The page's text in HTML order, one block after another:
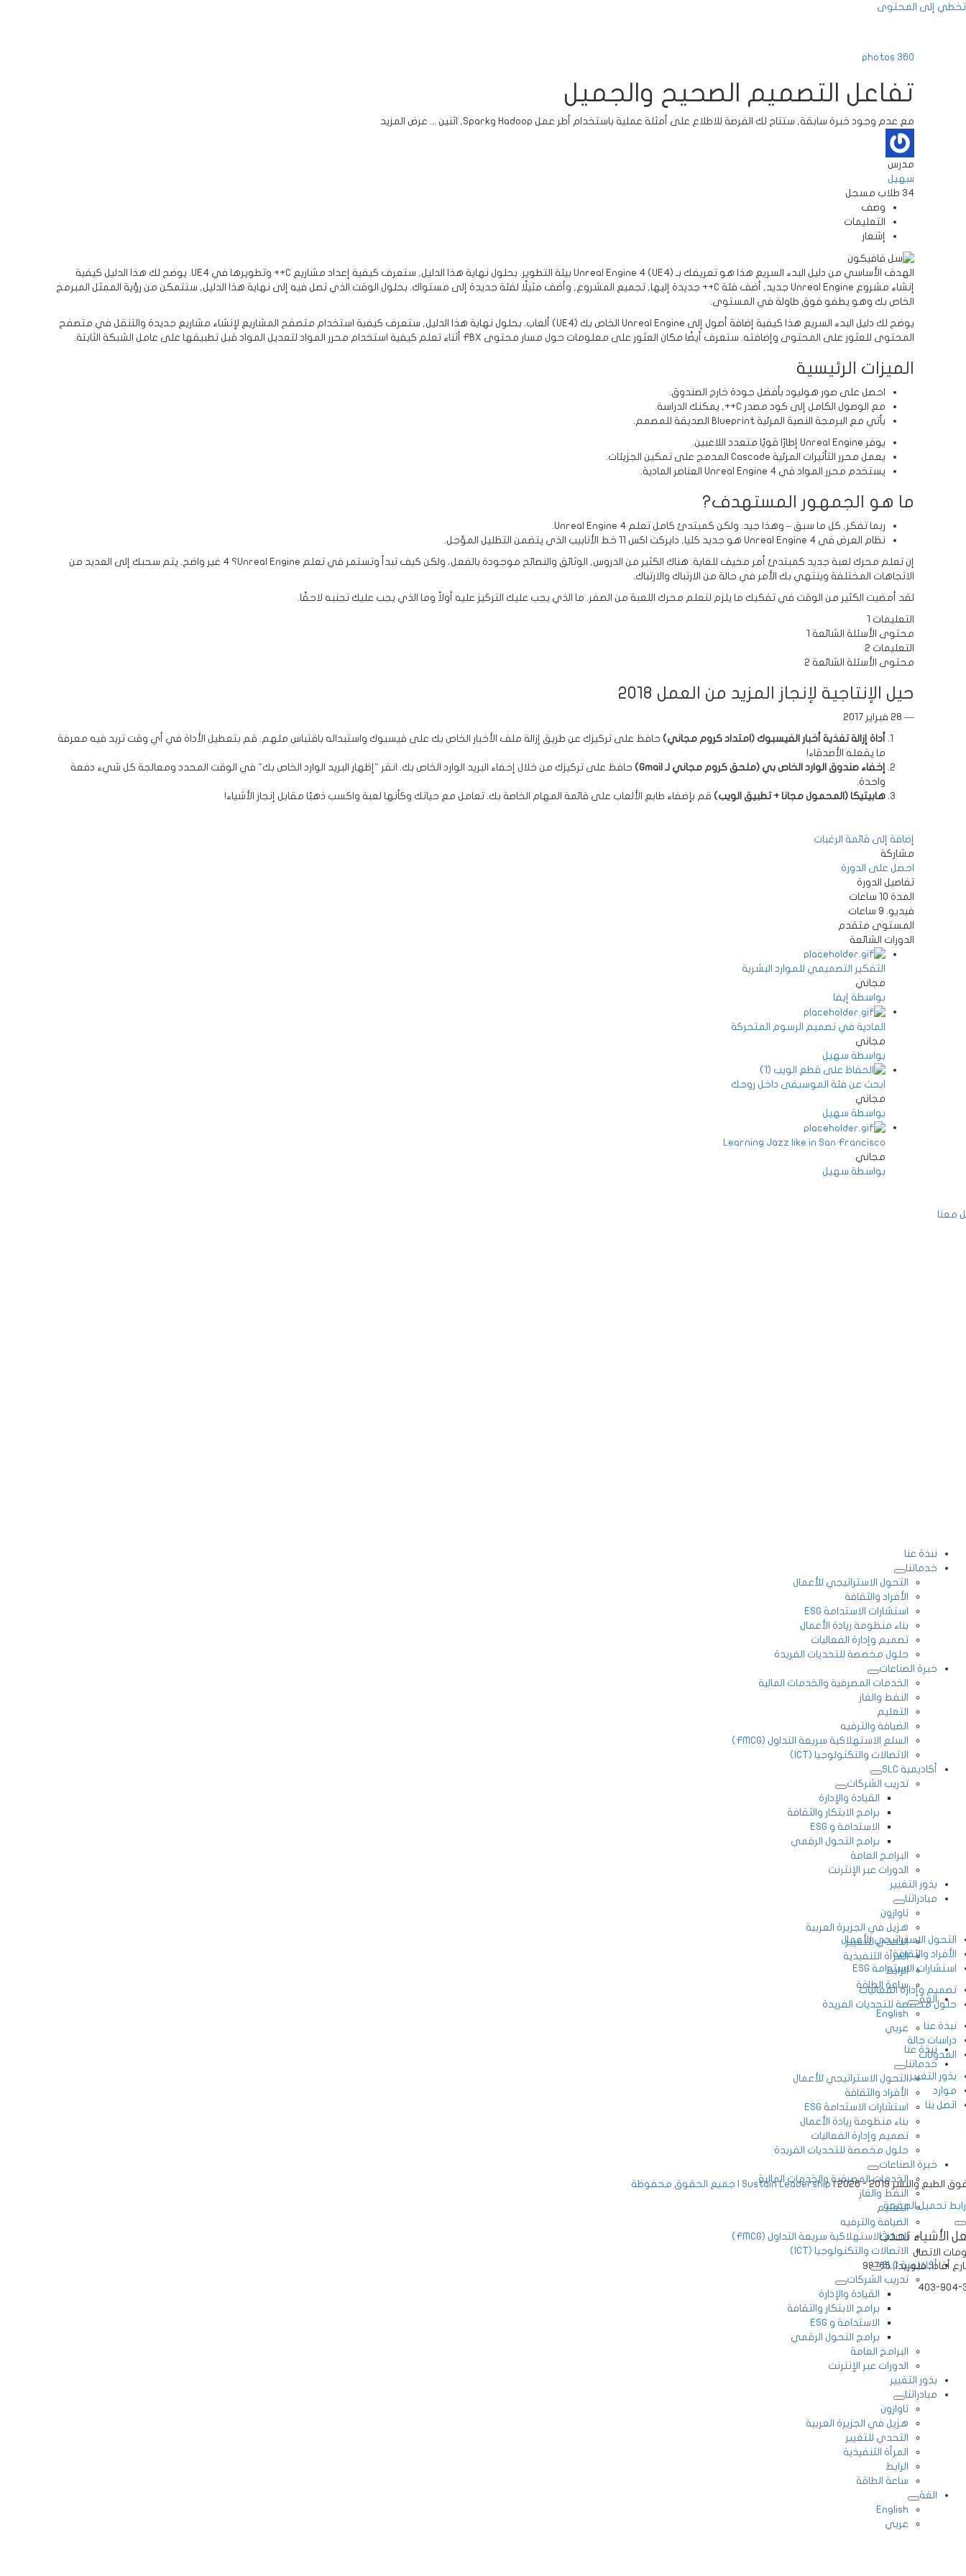
تخطي إلى المحتوى
نبذة عنا
خدماتنا
التحول الاستراتيجي للأعمال
الأفراد والثقافة
استشارات الاستدامة ESG
بناء منظومة ريادة الأعمال
تصميم وإدارة الفعاليات
حلول مخصصة للتحديات الفريدة
خبرة الصناعات
الخدمات المصرفية والخدمات المالية
النفط والغاز
التعليم
الضيافة والترفيه
السلع الاستهلاكية سريعة التداول (FMCG)
الاتصالات والتكنولوجيا (ICT)
أكاديمية SLC
تدريب الشركات
القيادة والإدارة
برامج الابتكار والثقافة
الاستدامة و ESG
برامج التحول الرقمي
البرامج العامة
الدورات عبر الإنترنت
بذور التغيير
مبادراتنا
تاوازون
هزيل في الجزيرة العربية
التحدي للتغيير
المرأة التنفيذية
الرابط
ساعة الطاقة
الغة
English
عربي
نبذة عنا
خدماتنا
التحول الاستراتيجي للأعمال
الأفراد والثقافة
استشارات الاستدامة ESG
بناء منظومة ريادة الأعمال
تصميم وإدارة الفعاليات
حلول مخصصة للتحديات الفريدة
خبرة الصناعات
الخدمات المصرفية والخدمات المالية
النفط والغاز
التعليم
الضيافة والترفيه
السلع الاستهلاكية سريعة التداول (FMCG)
الاتصالات والتكنولوجيا (ICT)
أكاديمية SLC
تدريب الشركات
القيادة والإدارة
برامج الابتكار والثقافة
الاستدامة و ESG
برامج التحول الرقمي
البرامج العامة
الدورات عبر الإنترنت
بذور التغيير
مبادراتنا
تاوازون
هزيل في الجزيرة العربية
التحدي للتغيير
المرأة التنفيذية
الرابط
ساعة الطاقة
الغة
English
عربي
360
photos
تفاعل التصميم الصحيح والجميل
مع عدم وجود خبرة سابقة, ستتاح لك الفرصة للاطلاع على أمثلة عملية باستخدام أطر عمل Hadoop وSpark, اثنين ... عرض المزيد
مدرس
سهيل
34 طلاب مسجل
وصف
التعليمات
إشعار
الهدف الأساسي من دليل البدء السريع هذا هو تعريفك بـ Unreal Engine 4 (UE4) بيئة التطوير. بحلول نهاية هذا الدليل, ستعرف كيفية إعداد مشاريع C++ وتطويرها في UE4. يوضح لك هذا الدليل كيفية
إنشاء مشروع Unreal Engine جديد, أضف فئة C++ جديدة إليها, تجميع المشروع, وأضف مثيلًا لفئة جديدة إلى مستواك. بحلول الوقت الذي تصل فيه إلى نهاية هذا الدليل, ستتمكن من رؤية الممثل المبرمج
الخاص بك وهو يطفو فوق طاولة في المستوى.
يوضح لك دليل البدء السريع هذا كيفية إضافة أصول إلى Unreal Engine الخاص بك (UE4) ألعاب. بحلول نهاية هذا الدليل, ستعرف كيفية استخدام متصفح المشاريع لإنشاء مشاريع جديدة والتنقل في متصفح
المحتوى للعثور على المحتوى وإضافته. ستعرف أيضًا مكان العثور على معلومات حول مسار محتوى FBX أثناء تعلم كيفية استخدام محرر المواد لتعديل المواد قبل تطبيقها على عامل الشبكة الثابتة.
الميزات الرئيسية
احصل على صور هوليود بأفضل جودة خارج الصندوق.
مع الوصول الكامل إلى كود مصدر C++, يمكنك الدراسة.
يأتي مع البرمجة النصية المرئية Blueprint الصديقة للمصمم.
يوفر Unreal Engine إطارًا قويًا متعدد اللاعبين.
يعمل محرر التأثيرات المرئية Cascade المدمج على تمكين الجزيئات.
يستخدم محرر المواد في Unreal Engine 4 العناصر المادية.
ما هو الجمهور المستهدف?
ربما تفكر, كل ما سبق – وهذا جيد. ولكن كمبتدئ كامل تعلم Unreal Engine 4.
نظام العرض في Unreal Engine 4 هو جديد كليا, دايركت اكس 11 خط الأنابيب الذي يتضمن التظليل المؤجل.
إن تعلم محرك لعبة جديد كمبتدئ أمر مخيف للغاية. هناك الكثير من الدروس, الوثائق والنصائح موجودة بالفعل، ولكن كيف تبدأ وتستمر في تعلم Unreal Engine؟ 4 غير واضح. يتم سحبك إلى العديد من
الاتجاهات المختلفة وينتهي بك الأمر في حالة من الارتباك والارتباك.
لقد أمضيت الكثير من الوقت في تفكيك ما يلزم لتعلم محرك اللعبة من الصفر. ما الذي يجب عليك التركيز عليه أولاً وما الذي يجب عليك تجنبه لاحقًا.
التعليمات 1
محتوى الأسئلة الشائعة 1
التعليمات 2
محتوى الأسئلة الشائعة 2
حيل الإنتاجية لإنجاز المزيد من العمل 2018
— 28 فبراير 2017
أداة إزالة تغذية أخبار الفيسبوك (امتداد كروم مجاني) حافظ على تركيزك عن طريق إزالة ملف الأخبار الخاص بك على فيسبوك واستبداله باقتباس ملهم. قم بتعطيل الأداة في أي وقت تريد فيه معرفة
ما يفعله الأصدقاء!
إخفاء صندوق الوارد الخاص بي (ملحق كروم مجاني لـ Gmail)
حافظ على تركيزك من خلال إخفاء البريد الوارد الخاص بك. انقر "إظهار البريد الوارد الخاص بك" في الوقت المحدد ومعالجة كل شيء دفعة
واحدة.
هابيتيكا (المحمول مجانا + تطبيق الويب) قم بإضفاء طابع الألعاب على قائمة المهام الخاصة بك. تعامل مع حياتك وكأنها لعبة واكسب ذهبًا مقابل إنجاز الأشياء!
إضافة إلى قائمة الرغبات
مشاركة
احصل على الدورة
تفاصيل الدورة
المدة 10 ساعات
فيديو. 9 ساعات
المستوى متقدم
الدورات الشائعة
التفكير التصميمي للموارد البشرية
مجاني
بواسطة إيفا
المادية في تصميم الرسوم المتحركة
مجاني
بواسطة سهيل
ابحث عن فئة الموسيقى داخل روحك
مجاني
بواسطة سهيل
Learning Jazz like in San Francisco
مجاني
بواسطة سهيل
معنا
التحول الاستراتيجي للأعمال
الأفراد والثقافة
استشارات الاستدامة ESG
تصميم وإدارة الفعاليات
حلول مخصصة للتحديات الفريدة
نبذة عنا
دراسات حالة
المدونات
بذور التغيير.
موارد
اتصل بنا
والنشر 2019 - 2026 |
Sustain Leadership | جميع الحقوق محفوظة
رابط تحميل الصفحة
الأشياء تحدث
الاتصال
403-904-